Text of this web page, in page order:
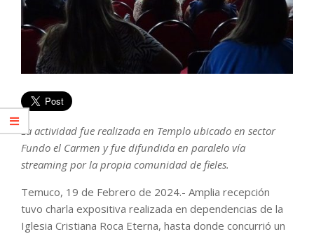
La actividad fue realizada en Templo ubicado en sector
Fundo el Carmen y fue difundida en paralelo vía
streaming por la propia comunidad de fieles.
Temuco, 19 de Febrero de 2024.- Amplia recepción
tuvo charla expositiva realizada en dependencias de la
Iglesia Cristiana Roca Eterna, hasta donde concurrió un